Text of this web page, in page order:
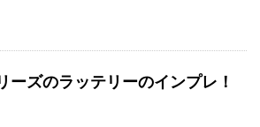
ーズのラッテリーのインプレ！